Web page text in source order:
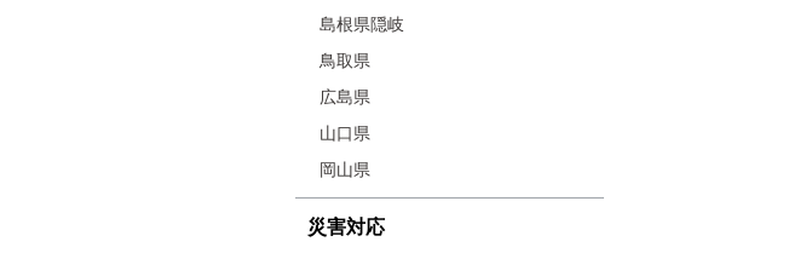
島根県隠岐
鳥取県
広島県
山口県
岡山県
災害対応